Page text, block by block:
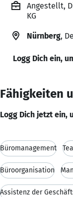
Angestellt,
KG
Nürnberg,
Logg Dich ein,
Fähigkeiten
Logg Dich jetzt ein,
Büromanagement
Büroorganisation
Assistenz der